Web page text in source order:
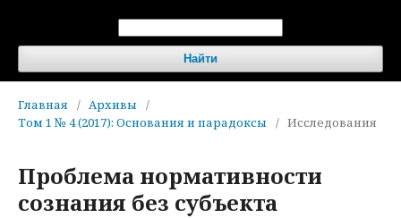
Найти
Главная / Архивы
/
Том 1 № 4 (2017): Основания и парадоксы
/ Исследования
Проблема нормативности
сознания без субъекта